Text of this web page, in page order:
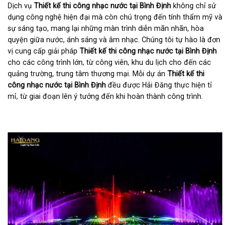
Dịch vụ Thiết kế thi công nhạc nước tại Bình Định không chỉ sử
dụng công nghệ hiện đại mà còn chú trọng đến tính thẩm mỹ và
sự sáng tạo, mang lại những màn trình diễn mãn nhãn, hòa
quyện giữa nước, ánh sáng và âm nhạc. Chúng tôi tự hào là đơn
vị cung cấp giải pháp Thiết kế thi công nhạc nước tại Bình Định
cho các công trình lớn, từ công viên, khu du lịch cho đến các
quảng trường, trung tâm thương mại. Mỗi dự án Thiết kế thi
công nhạc nước tại Bình Định đều được Hải Đăng thực hiện tỉ
mỉ, từ giai đoạn lên ý tưởng đến khi hoàn thành công trình.